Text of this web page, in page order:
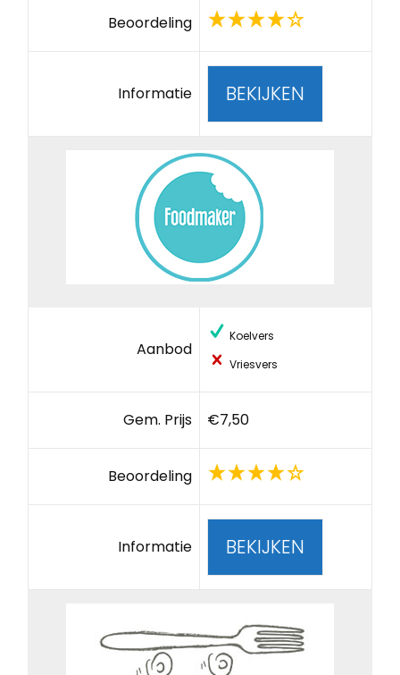
Beoordeling
Informatie BEKIJKEN
Aanbod
Koelvers
Vriesvers
Gem. Prijs €7,50
Beoordeling
Informatie BEKIJKEN